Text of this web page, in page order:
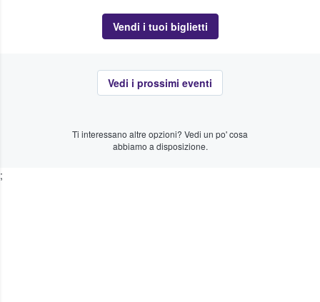
Vendi i tuoi biglietti
Vedi i prossimi eventi
Ti interessano altre opzioni? Vedi un po' cosa
abbiamo a disposizione.
;